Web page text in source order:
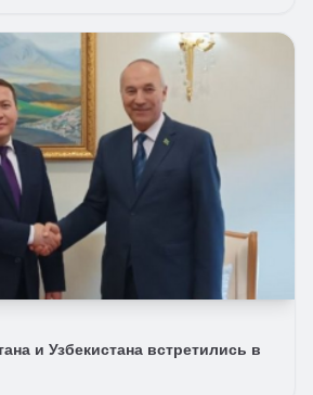
и Узбекистана встретились в